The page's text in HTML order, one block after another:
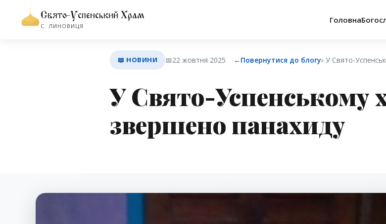
Свято-Успенський Храм
С. ЛИНОВИЦЯ
Головна
📖 НОВИНИ 📅22 жовтня 2025 ←Повернутися до блогу▫︎ У Свято-
У Свято-Успенському
звершено панахиду